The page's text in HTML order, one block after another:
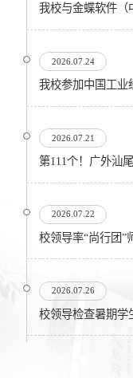
我校与金蝶软件（
2026.07.24
2026.07.21
第111个！广外汕
2026.07.22
校领导率“尚行团”
2026.07.26
校领导检查暑期学